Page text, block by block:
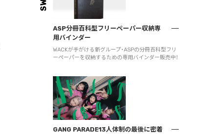
ASP分冊百科型フリーペーパー収納専
用バインダー
WACKが手がける新グループ・ASPの分冊百科型フリ
ーペーパーを収納するための専用バインダー販売中！
GANG PARADE13人体制の最後に密着